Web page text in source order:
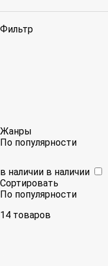
Фильтр
Жанры
По популярности
в наличии в наличии
Сортировать
По популярности
14 товаров